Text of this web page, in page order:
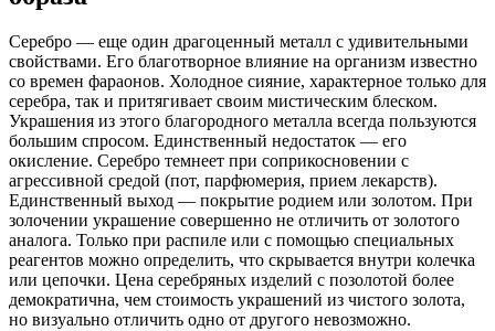
Серебро — еще один драгоценный металл с удивительными
свойствами. Его благотворное влияние на организм известно
со времен фараонов. Холодное сияние, характерное только для
серебра, так и притягивает своим мистическим блеском.
Украшения из этого благородного металла всегда пользуются
большим спросом. Единственный недостаток — его
окисление. Серебро темнеет при соприкосновении с
агрессивной средой (пот, парфюмерия, прием лекарств).
Единственный выход — покрытие родием или золотом. При
золочении украшение совершенно не отличить от золотого
аналога. Только при распиле или с помощью специальных
реагентов можно определить, что скрывается внутри колечка
или цепочки. Цена серебряных изделий с позолотой более
демократична, чем стоимость украшений из чистого золота,
но визуально отличить одно от другого невозможно.